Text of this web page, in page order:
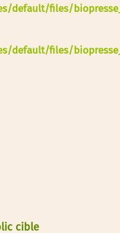
default/files/
default/files/
cible